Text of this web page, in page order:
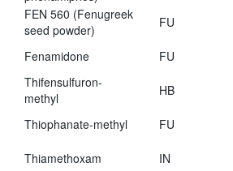
FEN 560 (Fenugreek
seed powder)
FU
Fenamidone FU
Thifensulfuron-
methyl
HB
Thiophanate-methyl FU
Thiamethoxam
IN